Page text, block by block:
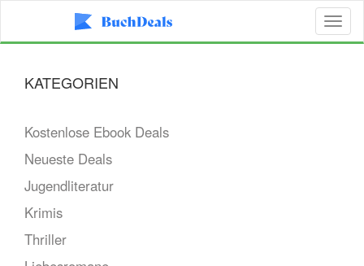
KATEGORIEN
Kostenlose Ebook Deals
Neueste Deals
Jugendliteratur
Krimis
Thriller